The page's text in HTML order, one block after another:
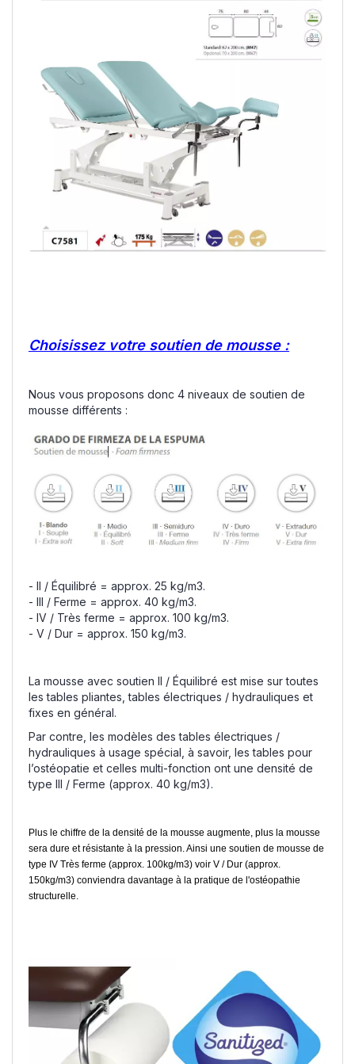
Choisissez votre soutien de mousse :
Nous vous proposons donc 4 niveaux de soutien de
mousse différents :
- II / Équilibré = approx. 25 kg/m3.
- III / Ferme = approx. 40 kg/m3.
- IV / Très ferme = approx. 100 kg/m3.
- V / Dur = approx. 150 kg/m3.
La mousse avec soutien II / Équilibré est mise sur toutes
les tables pliantes, tables électriques / hydrauliques et
fixes en général.
Par contre, les modèles des tables électriques /
hydrauliques à usage spécial, à savoir, les tables pour
l’ostéopatie et celles multi-fonction ont une densité de
type III / Ferme (approx. 40 kg/m3).
Plus le chiffre de la densité de la mousse augmente, plus la mousse
sera dure et résistante à la pression. Ainsi une soutien de mousse de
type IV Très ferme (approx. 100kg/m3) voir V / Dur (approx.
150kg/m3) conviendra davantage à la pratique de l'ostéopathie
structurelle.